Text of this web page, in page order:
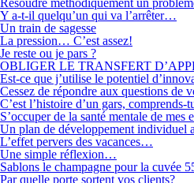
Résoudre méthodiquement un
Y a-t-il quelqu’un qui va l’arrêter…
Un train de sagesse
La pression… C’est assez!
Je reste ou je pars ?
OBLIGER LE TRANSFERT
Est-ce que j’utilise le potentiel
Cessez de répondre aux questions de
C’est l’histoire d’un gars,
S’occuper de la santé mentale de
Un plan de développement individuel
L’effet pervers des vacances…
Une simple réflexion…
Sablons le champagne pour la cuvée
Par quelle porte sortent vos clients?